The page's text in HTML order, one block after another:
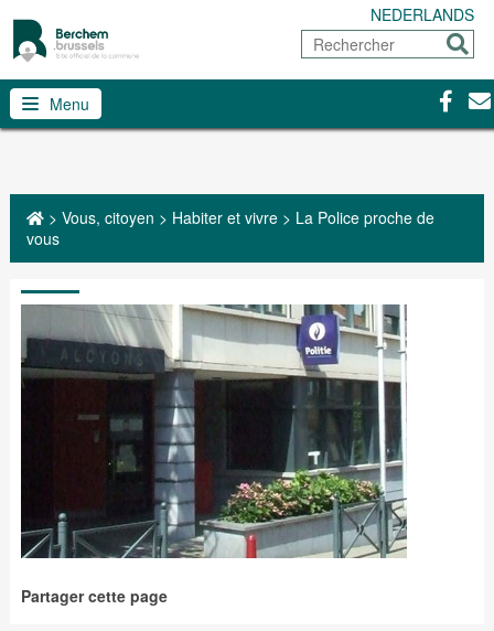
NEDERLANDS
Rechercher
Menu
> Vous, citoyen > Habiter et vivre> La Police proche de
vous
Partager cette page